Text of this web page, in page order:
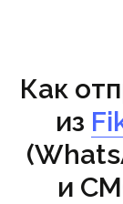
Как
из
и